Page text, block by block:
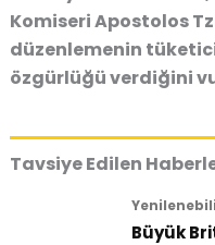
Komiseri Apostolos
düzenlemenin
özgürlüğüverdiğini
Tavsiye Edilen
Büyük